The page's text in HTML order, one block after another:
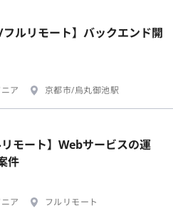
ルリモート】バックエンド開
ア
京都市/烏丸御池駅
モート】Webサービスの運
件
ア
フルリモート